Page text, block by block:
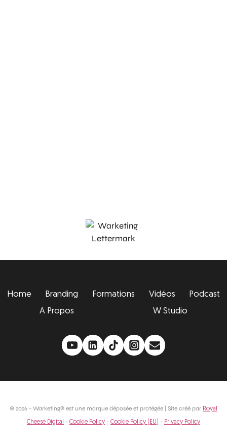
Home Branding Formations Vidéos
Podcast
A Propos
W Studio
© 2026 - Warketing® est une marque déposée et protégée | Site créé par Royal
Cheese Digital - Cookie Policy - Cookie Policy (EU) - Privacy Policy